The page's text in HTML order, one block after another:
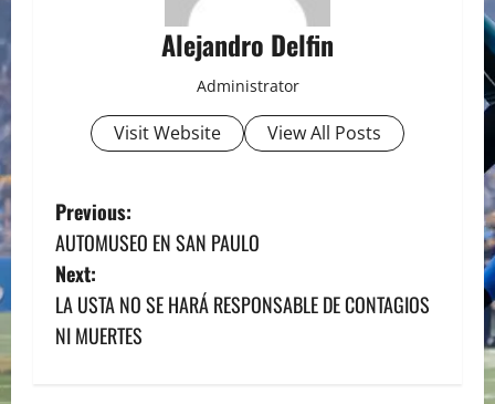
Alejandro Delfin
Administrator
Visit Website View All Posts
P
o
s
t
Previous:
AUTOMUSEO EN SAN PAULO
Next:
LA USTA NO SE HARÁ RESPONSABLE DE CONTAGIOS
NI MUERTES